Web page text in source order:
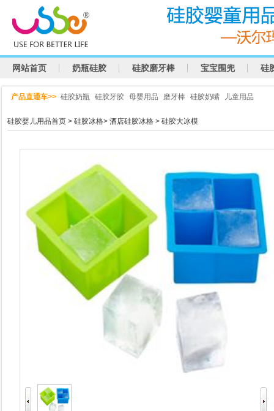
网站首页 奶瓶硅胶 硅胶磨牙棒 宝宝围兜 硅
产品直通车>> 硅胶奶瓶 硅胶牙胶 母婴用品 磨牙棒 硅胶奶嘴 儿童用品
硅胶婴儿用品首页 > 硅胶冰格> 酒店硅胶冰格 > 硅胶大冰模